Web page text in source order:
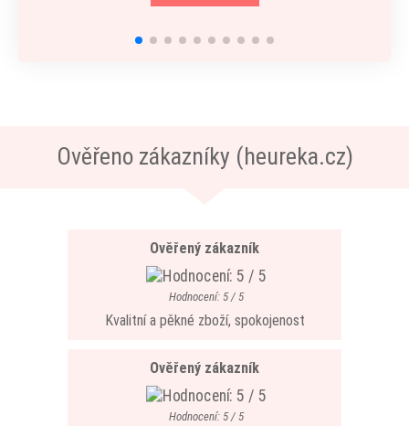
Ověřeno zákazníky (heureka.cz)
Ověřený zákazník
Hodnocení: 5 / 5
Kvalitní a pěkné zboží, spokojenost
Ověřený zákazník
Hodnocení: 5 / 5